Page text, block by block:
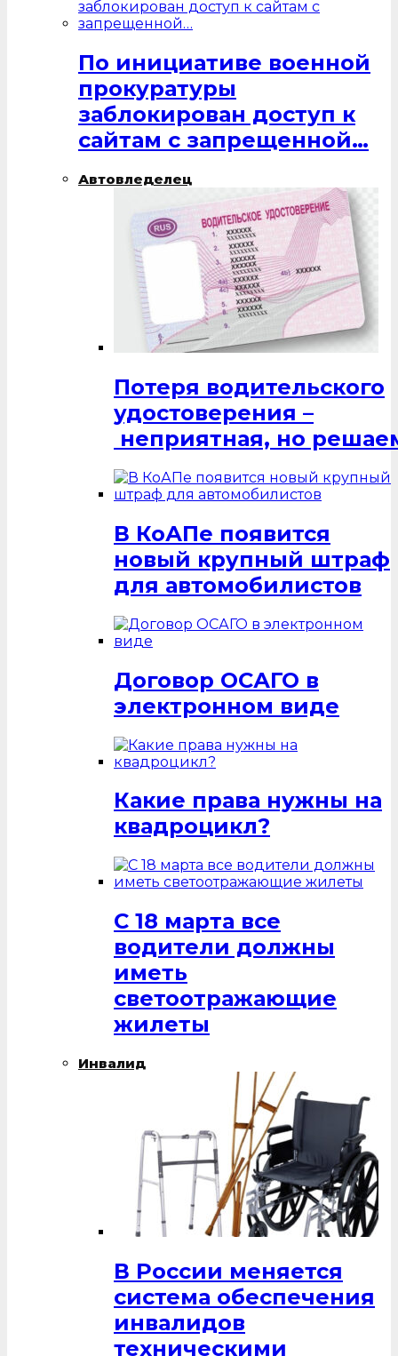
По инициативе военной
прокуратуры
заблокирован доступ к
сайтам с запрещенной…
Автовледелец
Потеря водительского
удостоверения –
неприятная, но
В КоАПе появится
новый крупный штраф
для автомобилистов
Договор ОСАГО в
электронном виде
Какие права нужны на
квадроцикл?
С 18 марта все
водители должны
иметь
светоотражающие
жилеты
Инвалид
В России меняется
система обеспечения
инвалидов
техническими